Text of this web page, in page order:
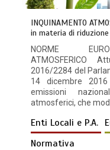
INQUINAMENTO
in materia di
NORME
ATMOSFERICO
2016/2284 del
14 dicembre
emissioni
atmosferici, che
Enti Locali e P.A.
Normativa